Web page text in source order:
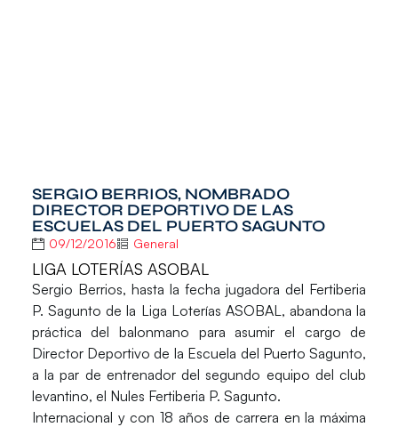
SERGIO BERRIOS, NOMBRADO
DIRECTOR DEPORTIVO DE LAS
ESCUELAS DEL PUERTO SAGUNTO
09/12/2016 General
LIGA LOTERÍAS ASOBAL
Sergio Berrios, hasta la fecha jugadora del Fertiberia
P. Sagunto de la Liga Loterías ASOBAL , abandona la
práctica del balonmano para asumir el cargo de
Director Deportivo de la Escuela del Puerto Sagunto,
a la par de entrenador del segundo equipo del club
levantino, el Nules Fertiberia P. Sagunto.
Internacional y con 18 años de carrera en la máxima